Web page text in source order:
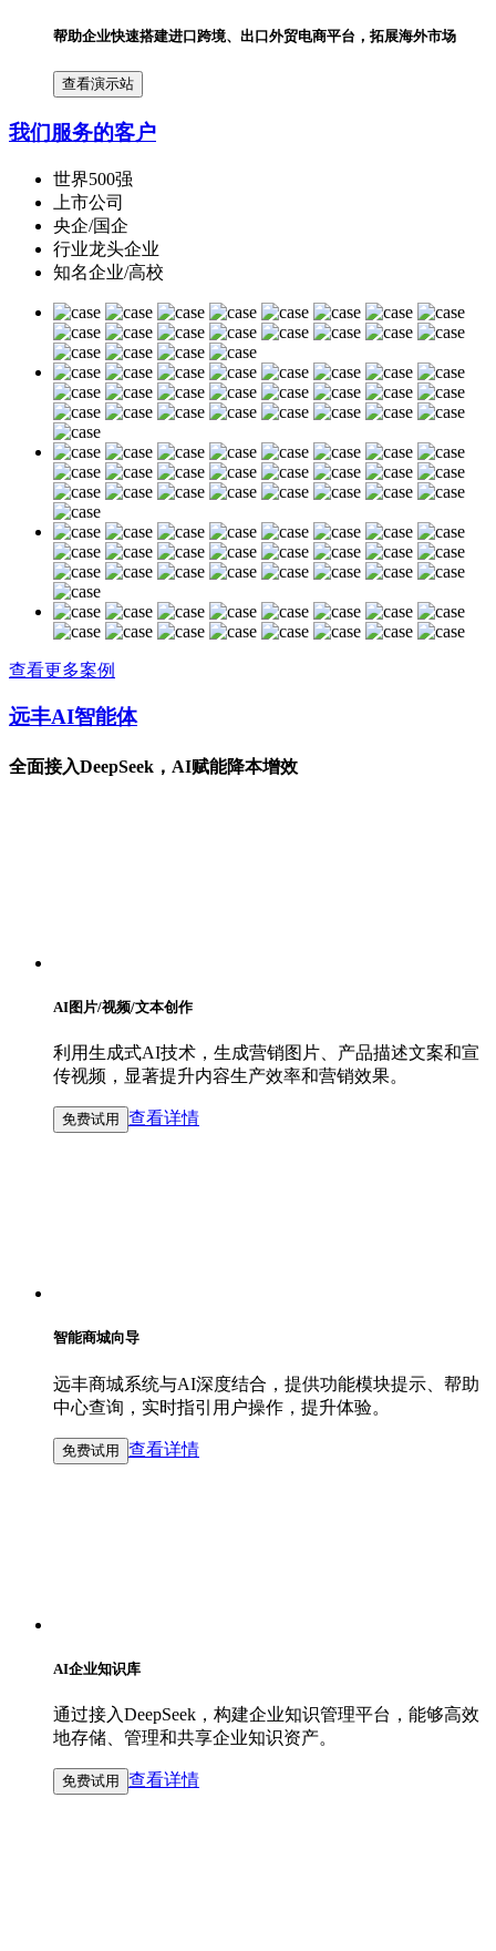
帮助企业快速搭建进口跨境、出口外贸电商平台，拓展海外市场
查看演示站
我们服务的客户
世界500强
上市公司
央企/国企
行业龙头企业
知名企业/高校
查看更多案例
远丰AI智能体
全面接入DeepSeek，AI赋能降本增效
AI图片/视频/文本创作
利用生成式AI技术，生成营销图片、产品描述文案和宣
传视频，显著提升内容生产效率和营销效果。
免费试用 查看详情
智能商城向导
远丰商城系统与AI深度结合，提供功能模块提示、帮助
中心查询，实时指引用户操作，提升体验。
免费试用 查看详情
AI企业知识库
通过接入DeepSeek，构建企业知识管理平台，能够高效
地存储、管理和共享企业知识资产。
免费试用 查看详情